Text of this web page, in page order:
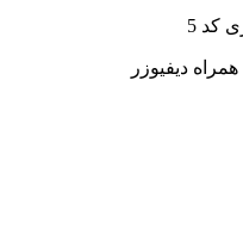
دیفیوزر